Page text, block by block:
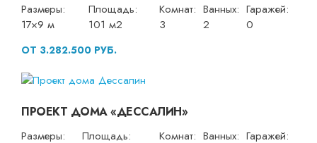
Размеры:
17×9 м
Площадь:
101 м2
Комнат:
3
Ванных:
2
Гаражей:
0
ОТ 3.282.500 РУБ.
ПРОЕКТ ДОМА «ДЕССАЛИН»
Размеры:
Площадь:
Комнат: Ванных: Гаражей: